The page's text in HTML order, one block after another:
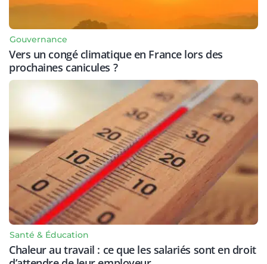
Gouvernance
Vers un congé climatique en France lors des
prochaines canicules ?
Santé & Éducation
Chaleur au travail : ce que les salariés sont en droit